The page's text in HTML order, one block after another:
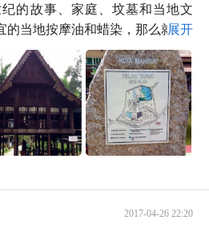
的故事、家庭、坟墓和当地文
的当地按摩油和蜡染，那么就...
展开
2017-04-26 22:20